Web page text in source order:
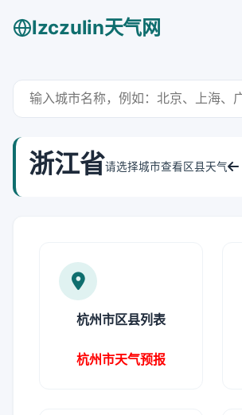
lzczulin天气网
浙江省请选择城市查看区县天气
杭州市区县列表
杭州市天气预报